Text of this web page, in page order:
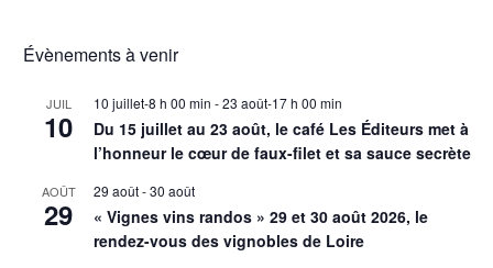
Évènements à venir
JUIL
10
10 juillet-8 h 00 min -23 août-17 h 00 min
Du 15 juillet au 23 août, le café Les Éditeurs met à
l’honneur le cœur de faux-filet et sa sauce secrète
AOÛT
29
29 août-30 août
« Vignes vins randos » 29 et 30 août 2026, le
rendez-vous des vignobles de Loire